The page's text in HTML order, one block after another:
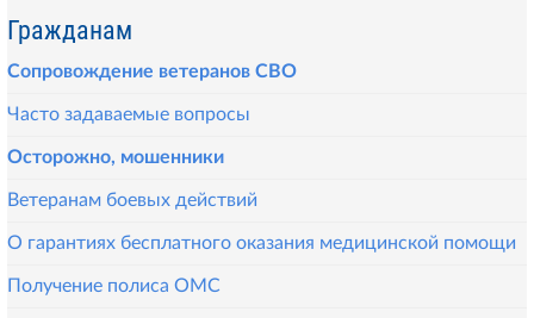
Гражданам
Сопровождение ветеранов СВО
Часто задаваемые вопросы
Осторожно, мошенники
Ветеранам боевых действий
О гарантиях бесплатного оказания медицинской помощи
Получение полиса ОМС